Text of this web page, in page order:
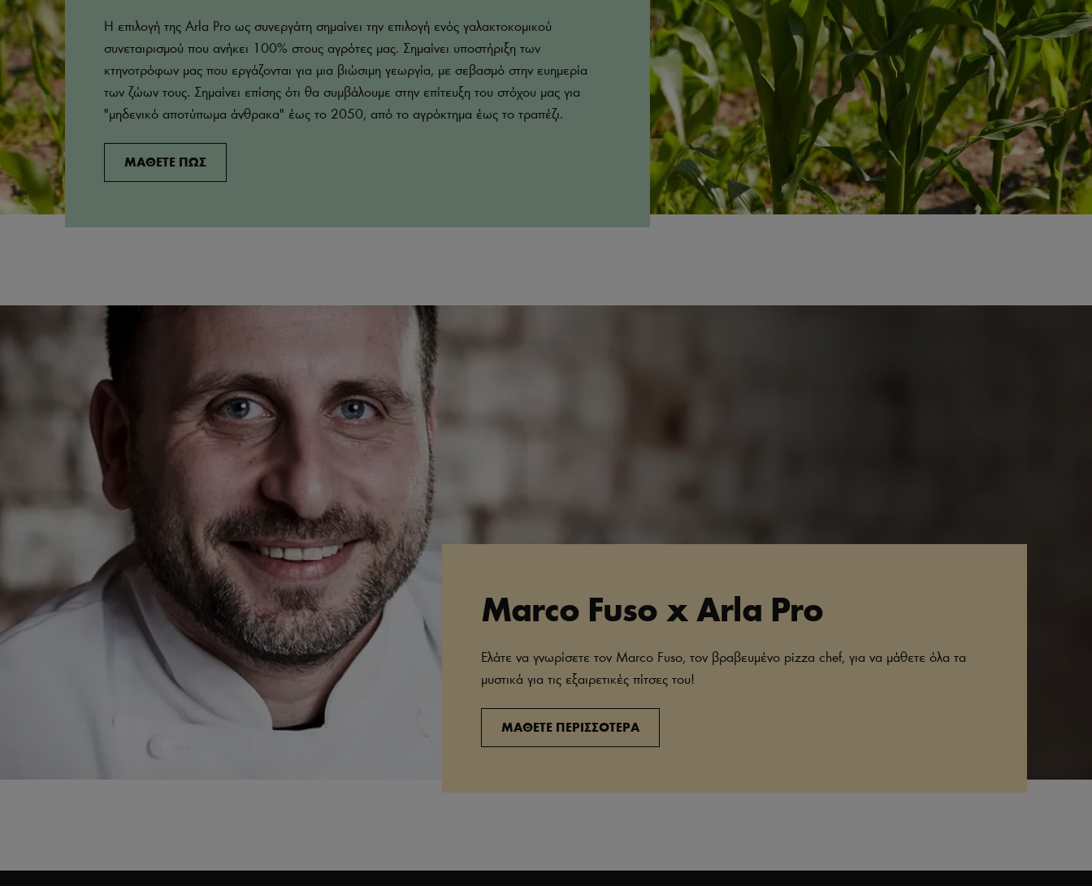
Η επιλογή της Arla Pro ως συνεργάτη σημαίνει την επιλογή ενός γαλακτοκομικού
συνεταιρισμού που ανήκει 100% στους αγρότες μας. Σημαίνει υποστήριξη των
κτηνοτρόφων μας που εργάζονται για μια βιώσιμη γεωργία, με σεβασμό στην ευημερία
των ζώων τους. Σημαίνει επίσης ότι θα συμβάλουμε στην επίτευξη του στόχου μας για
"μηδενικό αποτύπωμα άνθρακα" έως το 2050, από το αγρόκτημα έως το τραπέζι.
ΜΑΘΕΤΕ ΠΩΣ
Marco Fuso x Arla Pro
Ελάτε να γνωρίσετε τον Marco Fuso, τον βραβευμένο pizza chef, για να μάθετε όλα τα
μυστικά για τις εξαιρετικές πίτσες του!​
ΜΑΘΕΤΕ ΠΕΡΙΣΣΟΤΕΡΑ